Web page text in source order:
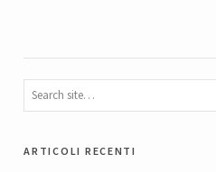
articoli recenti